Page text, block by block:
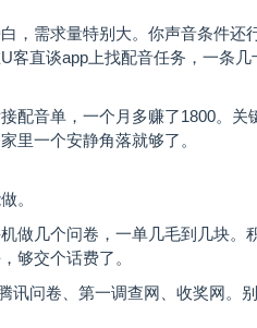
，需求量特别大。你声音条件还
客直谈app上找配音任务，一条几
配音单，一个月多赚了1800。关
里一个安静角落就够了。
。
做几个问卷，一单几毛到几块。
够交个话费了。
讯问卷、第一调查网、收奖网。